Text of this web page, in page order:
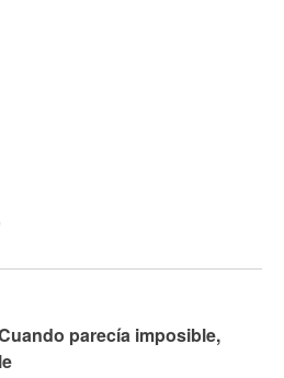
parecía imposible,